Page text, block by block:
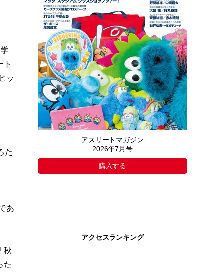
ト
ッ
た
あ
秋
た
アスリートマガジン
2026年7月号
購入する
アクセスランキング